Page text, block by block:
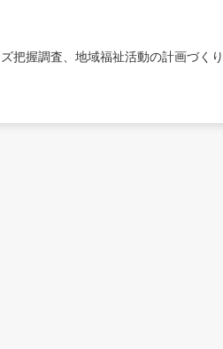
把握調査、地域福祉活動の計画づく